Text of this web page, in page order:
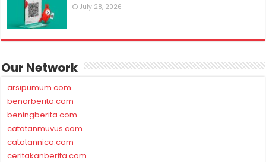
July 28, 2026
Our Network
arsipumum.com
benarberita.com
beningberita.com
catatanmuvus.com
catatannico.com
ceritakanberita.com